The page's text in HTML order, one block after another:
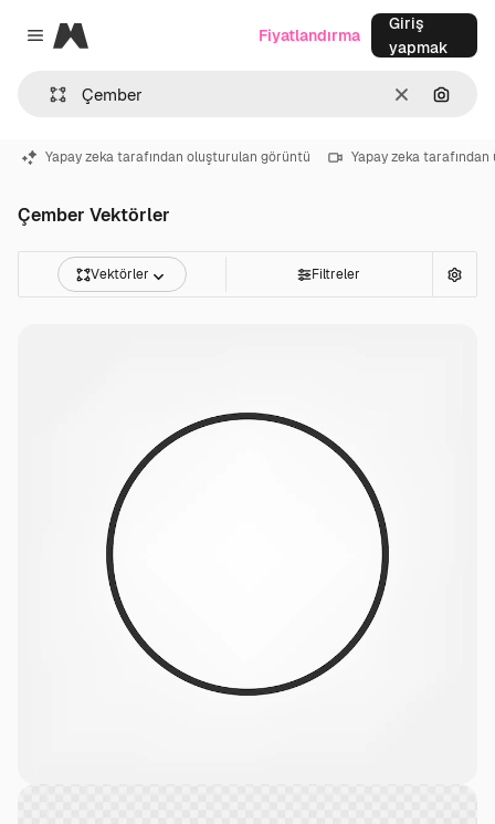
Close menu
Magnific
Temizlemek
Fiyatlandırma
Giriş
yapmak
Yapay zeka tarafından oluşturulan görüntü Yapay zeka
Çember Vektörler
Vektörler Filtreler